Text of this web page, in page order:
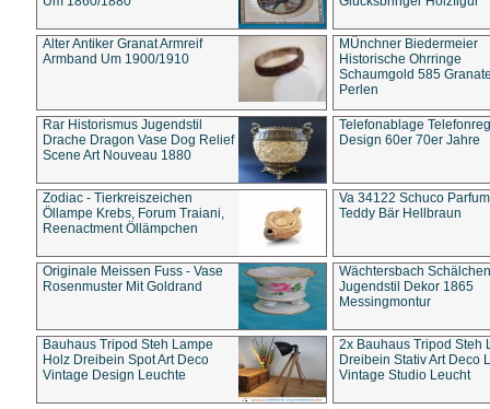
Alter Antiker Granat Armreif
Armband Um 1900/1910
MÜnchner Biedermeier
Historische Ohrringe
Schaumgold 585
Perlen
Rar Historismus Jugendstil
Drache Dragon Vase Dog Relief
Scene Art Nouveau 1880
Telefonablage
Design 60er 70er Jahre
Zodiac - Tierkreiszeichen
Öllampe Krebs, Forum Traiani,
Reenactment Öllämpchen
Va 34122 Schuco
Teddy Bär Hellbraun
Originale Meissen Fuss - Vase
Rosenmuster Mit Goldrand
Wächtersbach Schälchen
Jugendstil Dekor 1865
Messingmontur
Bauhaus Tripod Steh Lampe
Holz Dreibein Spot Art Deco
Vintage Design Leuchte
2x Bauhaus Tripod Steh
Dreibein Stativ Art Deco
Vintage Studio Leucht